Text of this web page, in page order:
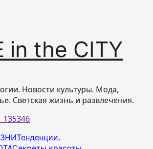
in the CITY
Новости культуры. Мода,
Светская жизнь и развлечения.
Тенденции.